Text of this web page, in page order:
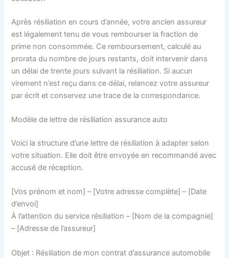
Après résiliation en cours d’année, votre ancien assureur
est légalement tenu de vous rembourser la fraction de
prime non consommée. Ce remboursement, calculé au
prorata du nombre de jours restants, doit intervenir dans
un délai de trente jours suivant la résiliation. Si aucun
virement n’est reçu dans ce délai, relancez votre assureur
par écrit et conservez une trace de la correspondance.
Modèle de lettre de résiliation assurance auto
Voici la structure d’une lettre de résiliation à adapter selon
votre situation. Elle doit être envoyée en recommandé avec
accusé de réception.
[Vos prénom et nom] – [Votre adresse complète] – [Date
d’envoi]
À l’attention du service résiliation – [Nom de la compagnie]
– [Adresse de l’assureur]
Objet : Résiliation de mon contrat d’assurance automobile